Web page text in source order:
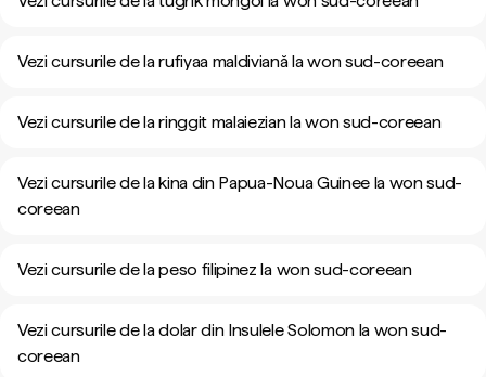
Vezi cursurile de la rufiyaa maldiviană la won sud-coreean
Vezi cursurile de la ringgit malaiezian la won sud-coreean
Vezi cursurile de la kina din Papua-Noua Guinee la won sud-
coreean
Vezi cursurile de la peso filipinez la won sud-coreean
Vezi cursurile de la dolar din Insulele Solomon la won sud-
coreean